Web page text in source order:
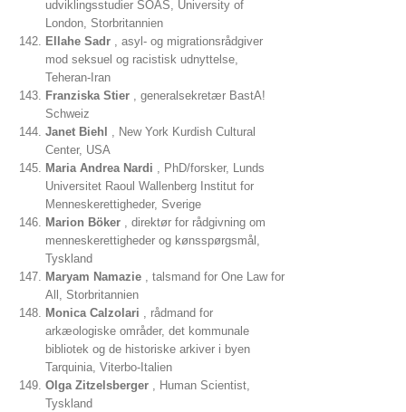
udviklingsstudier SOAS, University of
London, Storbritannien
Ellahe Sadr , asyl- og migrationsrådgiver
mod seksuel og racistisk udnyttelse,
Teheran-Iran
Franziska Stier , generalsekretær BastA!
Schweiz
Janet Biehl
, New York Kurdish Cultural
Center, USA
Maria Andrea Nardi , PhD/forsker, Lunds
Universitet Raoul Wallenberg Institut for
Menneskerettigheder, Sverige
Marion Böker , direktør for rådgivning om
menneskerettigheder og kønsspørgsmål,
Tyskland
Maryam Namazie , talsmand for One Law for
All, Storbritannien
Monica Calzolari , rådmand for
arkæologiske områder, det kommunale
bibliotek og de historiske arkiver i byen
Tarquinia, Viterbo-Italien
Olga Zitzelsberger , Human Scientist,
Tyskland